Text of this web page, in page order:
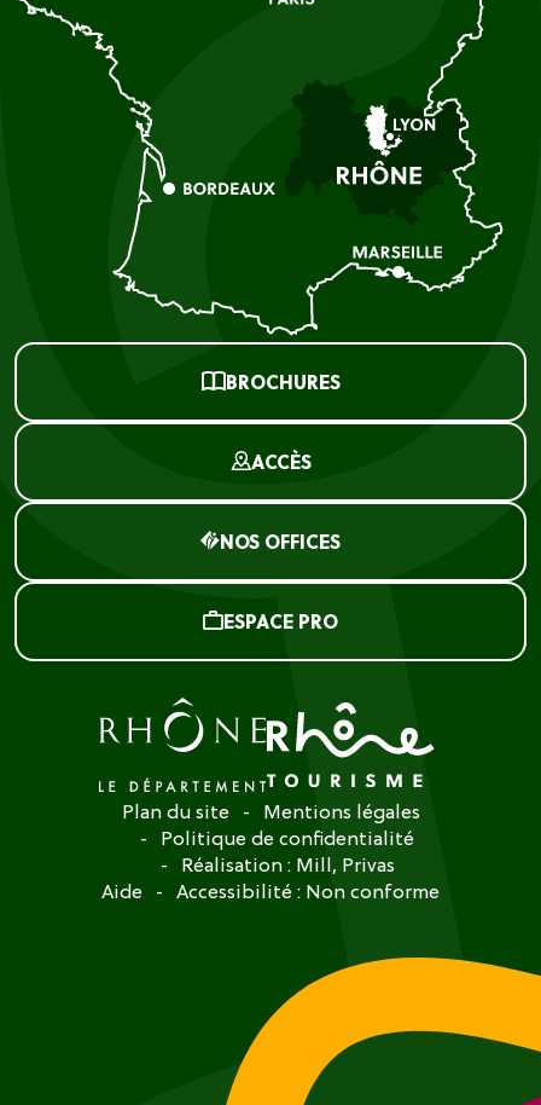
BROCHURES
ACCÈS
NOS OFFICES
ESPACE PRO
Plan du site
Mentions légales
Politique de confidentialité
Réalisation : Mill, Privas
Aide
Accessibilité : Non conforme